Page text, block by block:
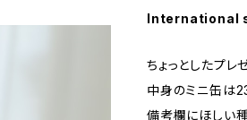
International
ちょっとしたプレ
中身のミニ缶は
備考欄にほしい